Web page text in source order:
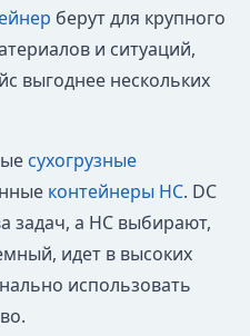
берут для крупного
и ситуаций,
выгоднее нескольких
сухогрузные
контейнеры HC. DC
задач, а HC выбирают,
идет в высоких
использовать